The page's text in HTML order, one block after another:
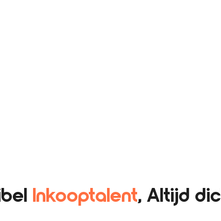
Inkooptalent, Altijd